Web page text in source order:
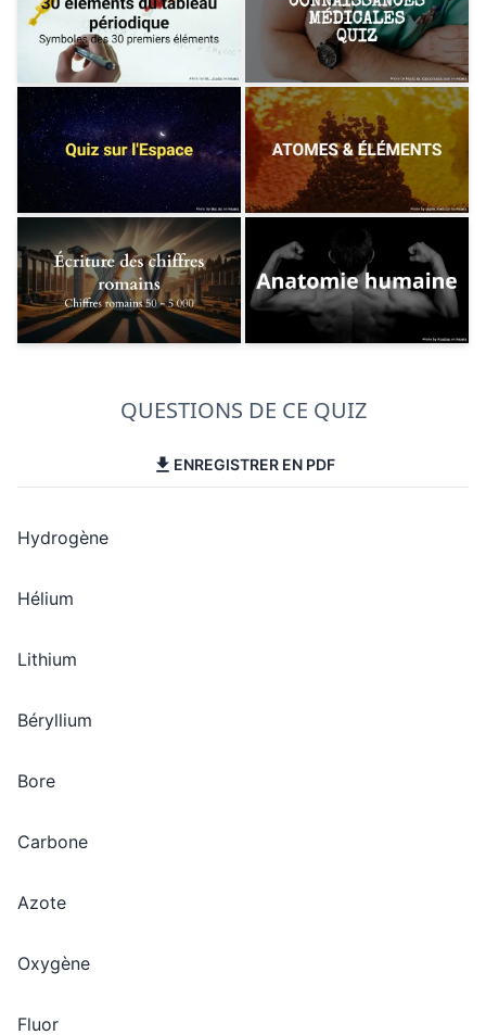
QUESTIONS DE CE QUIZ
ENREGISTRER EN PDF
Hydrogène
Hélium
Lithium
Béryllium
Bore
Carbone
Azote
Oxygène
Fluor